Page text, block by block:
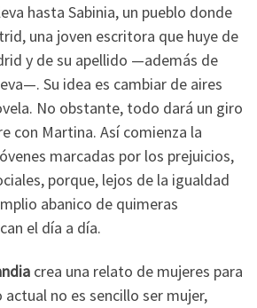
hasta Sabinia, un pueblo donde
una joven escritora que huye de
y de su apellido —además de
Su idea es cambiar de aires
No obstante, todo dará un giro
con Martina. Así comienza la
marcadas por los prejuicios,
porque, lejos de la igualdad
abanico de quimeras
el día a día.
crea una relato de mujeres para
no es sencillo ser mujer,